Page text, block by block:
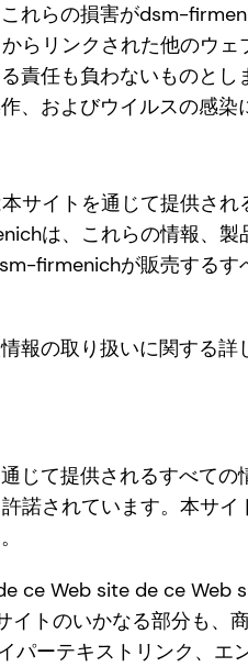
れらの損害がdsm-
リンクされた他のウ
責任も負わないものと
およびウイルスの感染
イトを通じて提供さ
は、これらの情報、
firmenichが販売する
報の取り扱いに関する
じて提供されるすべて
諾されています。本サ
Web site de ce Web
のいかなる部分も、
ーテキストリンク、